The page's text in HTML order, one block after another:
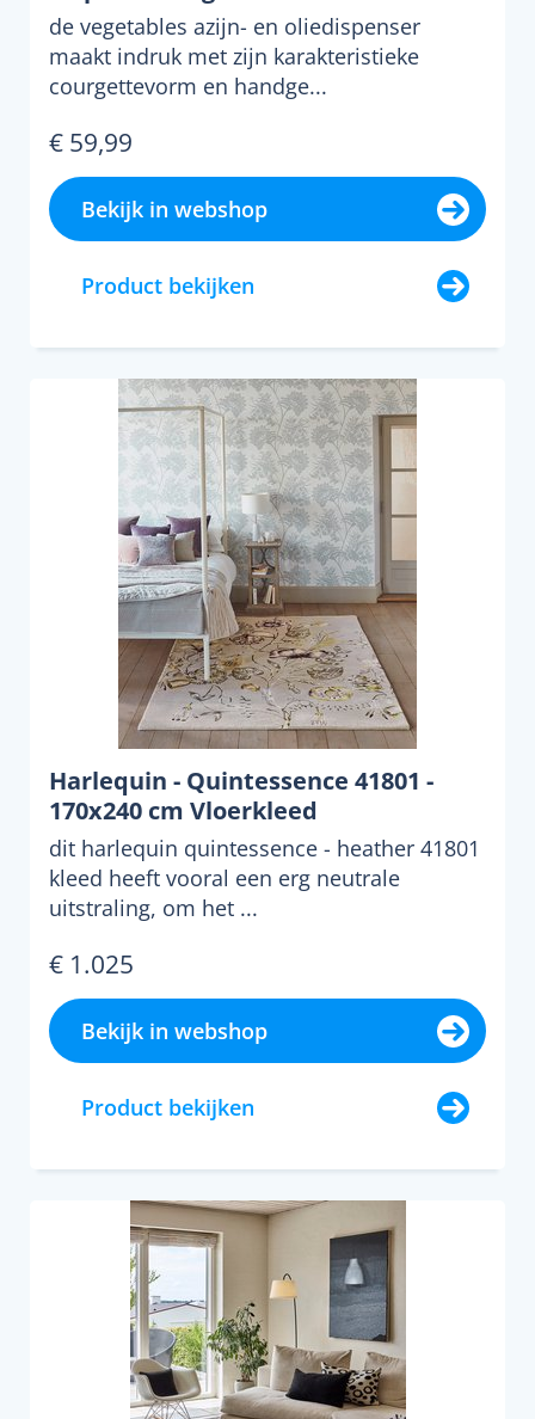
de vegetables azijn- en oliedispenser
maakt indruk met zijn karakteristieke
courgettevorm en handge...
€ 59,99
Bekijk in webshop
Product bekijken
Harlequin - Quintessence 41801 -
170x240 cm Vloerkleed
dit harlequin quintessence - heather 41801
kleed heeft vooral een erg neutrale
uitstraling, om het ...
€ 1.025
Bekijk in webshop
Product bekijken